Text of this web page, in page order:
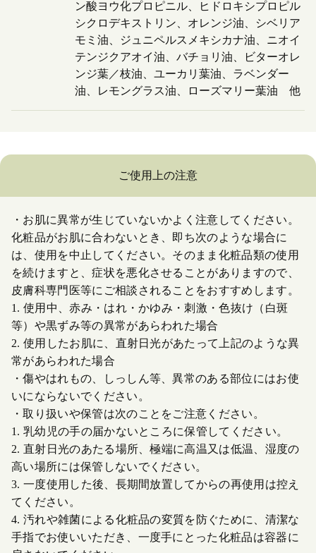
ン酸ヨウ化プロピニル、ヒドロキシプロピル
シクロデキストリン、オレンジ油、シベリア
モミ油、ジュニペルスメキシカナ油、ニオイ
テンジクアオイ油、バチョリ油、ビターオレ
ンジ葉／枝油、ユーカリ葉油、ラベンダー
油、レモングラス油、ローズマリー葉油 他
ご使用上の注意
・お肌に異常が生じていないかよく注意してください。
化粧品がお肌に合わないとき、即ち次のような場合に
は、使用を中止してください。そのまま化粧品類の使用
を続けますと、症状を悪化させることがありますので、
皮膚科専門医等にご相談されることをおすすめします。
1. 使用中、赤み・はれ・かゆみ・刺激・色抜け（白斑
等）や黒ずみ等の異常があらわれた場合
2. 使用したお肌に、直射日光があたって上記のような異
常があらわれた場合
・傷やはれもの、しっしん等、異常のある部位にはお使
いにならないでください。
・取り扱いや保管は次のことをご注意ください。
1. 乳幼児の手の届かないところに保管してください。
2. 直射日光のあたる場所、極端に高温又は低温、湿度の
高い場所には保管しないでください。
3. 一度使用した後、長期間放置してからの再使用は控え
てください。
4. 汚れや雑菌による化粧品の変質を防ぐために、清潔な
手指でお使いいただき、一度手にとった化粧品は容器に